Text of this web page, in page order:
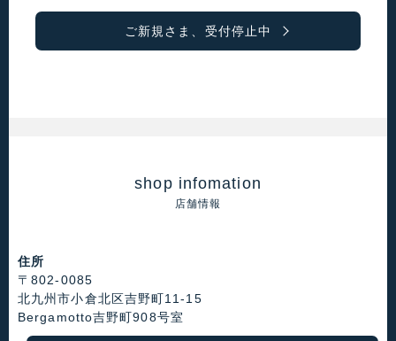
ご新規さま、受付停止中
shop infomation
店舗情報
住所
〒802-0085
北九州市小倉北区吉野町11-15
Bergamotto吉野町908号室